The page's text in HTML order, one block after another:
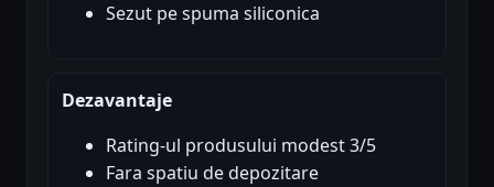
Sezut pe spuma siliconica
Dezavantaje
Rating-ul produsului modest 3/5
Fara spatiu de depozitare